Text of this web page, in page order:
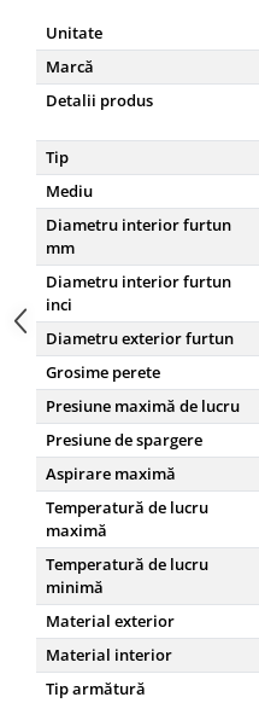
Fiat
Ford
Goldoni
John Deere
Lamborghini
Massey Ferguson
New Holland
UTB
Piese utilaje agricole
Piese balotiere
Piese combina
Piese cositoare
Piese culegator porumb
Piese cultivator
Piese disc
Piese grebla
Piese plug
Piese scarificator
Piese semanatoare
Unitate
Marcă
Detalii produs
Tip
Mediu
Diametru interior furtun
mm
Diametru interior furtun
inci
Diametru exterior furtun
Grosime perete
Presiune maximă de lucru
Presiune de spargere
Aspirare maximă
Temperatură de lucru
maximă
Temperatură de lucru
minimă
Material exterior
Material interior
Tip armătură